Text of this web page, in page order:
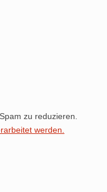
zu reduzieren.
werden.